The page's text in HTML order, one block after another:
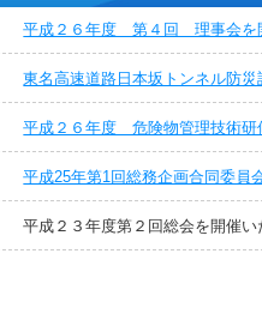
平成２６年度 第４回 理事会を
東名高速道路日本坂トンネル防
平成２６年度 危険物管理技術研
平成25年第1回総務企画合同委員
平成２３年度第２回総会を開催